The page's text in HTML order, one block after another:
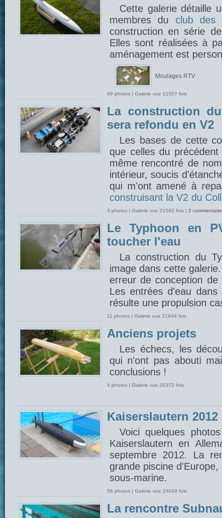
Cette galerie détaille
membres du club des
construction en série
Elles sont réalisées à
aménagement est
Moulages RTV
49 photos | Galerie vue 21507 fois
La construction
sera refondu en V2
Les bases de cette
que celles du
même rencontré de
intérieur, soucis
qui m'ont amené à
construisant la V2 du
3 photos | Galerie vue 21592 fois | 2
Le Typhoon en
toucher l'eau
La construction du
image dans cette
erreur de conception
Les entrées d'eau
résulte une propulsion
11 photos | Galerie vue 21944 fois
Anciens projets
Les échecs, les
qui n'ont pas abouti
conclusions !
4 photos | Galerie vue 20372 fois
Kaiserslautern 2012
Voici quelques
Kaiserslautern en
septembre 2012. La
grande piscine
sous-marine.
56 photos | Galerie vue 24049 fois
La rencontre